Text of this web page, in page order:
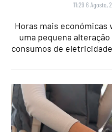
11:29 6 Agosto,
Horas mais económicas
uma pequena
consumos de